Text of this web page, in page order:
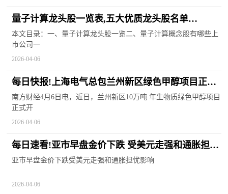
量子计算龙头股一览表,五大优质龙头股名单
（2026/3/25）
本文目录：一、量子计算龙头股一览二、量子计算概念股有哪些上
市公司一
2026-04-06
每日快报!上海电气总包兰州新区绿色甲醇项目正式
开工
南方财经4月6日电，近日，兰州新区10万吨 年生物质绿色甲醇项目
正式开
2026-04-06
每日速看!亚市早盘金价下跌 受美元走强和通胀担忧
影响
亚市早盘金价下跌受美元走强和通胀担忧影响
2026-04-06